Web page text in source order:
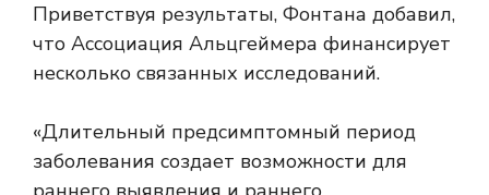
Приветствуя результаты, Фонтана добавил,
что Ассоциация Альцгеймера финансирует
несколько связанных исследований.
«Длительный предсимптомный период
заболевания создает возможности для